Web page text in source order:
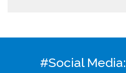
#Social Media: